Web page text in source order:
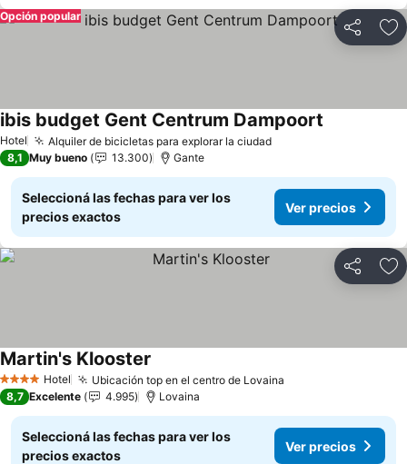
Compartir
Opción popular
Hotel Alquiler de bicicletas para explorar la ciudadVer precios
ibis budget Gent Centrum Dampoort
8,1 Muy bueno 13.300 Gante
Seleccioná las fechas para ver los
precios exactos
Ver precios
Compartir
4 EstrellasHotel Ubicación top en el centro de Lovaina
Martin's Klooster
8,7 Excelente 4.995 Lovaina
Seleccioná las fechas para ver los
precios exactos
Ver precios